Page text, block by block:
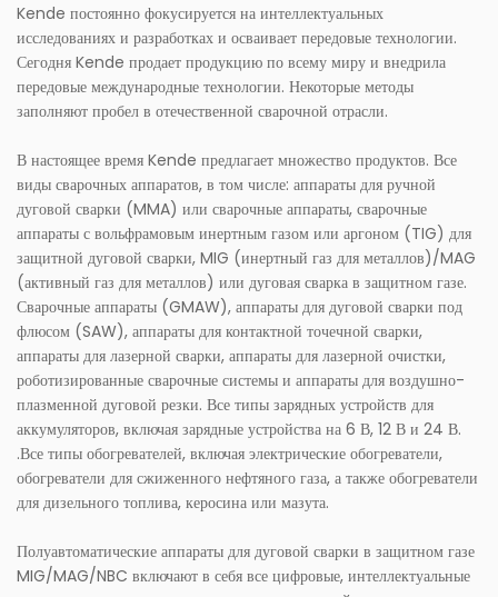
Kende постоянно фокусируется на интеллектуальных
исследованиях и разработках и осваивает передовые технологии.
Сегодня Kende продает продукцию по всему миру и внедрила
передовые международные технологии. Некоторые методы
заполняют пробел в отечественной сварочной отрасли.
В настоящее время Kende предлагает множество продуктов. Все
виды сварочных аппаратов, в том числе: аппараты для ручной
дуговой сварки (MMA) или сварочные аппараты, сварочные
аппараты с вольфрамовым инертным газом или аргоном (TIG) для
защитной дуговой сварки, MIG (инертный газ для металлов)/MAG
(активный газ для металлов) или дуговая сварка в защитном газе.
Сварочные аппараты (GMAW), аппараты для дуговой сварки под
флюсом (SAW), аппараты для контактной точечной сварки,
аппараты для лазерной сварки, аппараты для лазерной очистки,
роботизированные сварочные системы и аппараты для воздушно-
плазменной дуговой резки. Все типы зарядных устройств для
аккумуляторов, включая зарядные устройства на 6 В, 12 В и 24 В.
.Все типы обогревателей, включая электрические обогреватели,
обогреватели для сжиженного нефтяного газа, а также обогреватели
для дизельного топлива, керосина или мазута.
Полуавтоматические аппараты для дуговой сварки в защитном газе
MIG/MAG/NBC включают в себя все цифровые, интеллектуальные